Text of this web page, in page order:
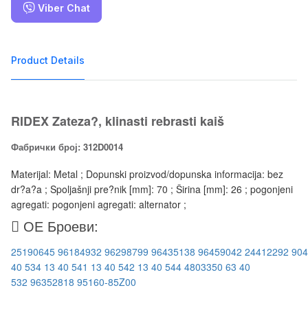
Viber Chat
Product Details
RIDEX Zateza?, klinasti rebrasti kaiš
Фабрички број: 312D0014
Materijal: Metal ; Dopunski proizvod/dopunska informacija: bez
dr?a?a ; Spoljašnji pre?nik [mm]: 70 ; Širina [mm]: 26 ; pogonjeni
agregati: pogonjeni agregati: alternator ;
ОЕ Броеви:
25190645 96184932 96298799 96435138 96459042 24412292
40 534 13 40 541 13 40 542 13 40 544 4803350 63 40
532 96352818 95160-85Z00